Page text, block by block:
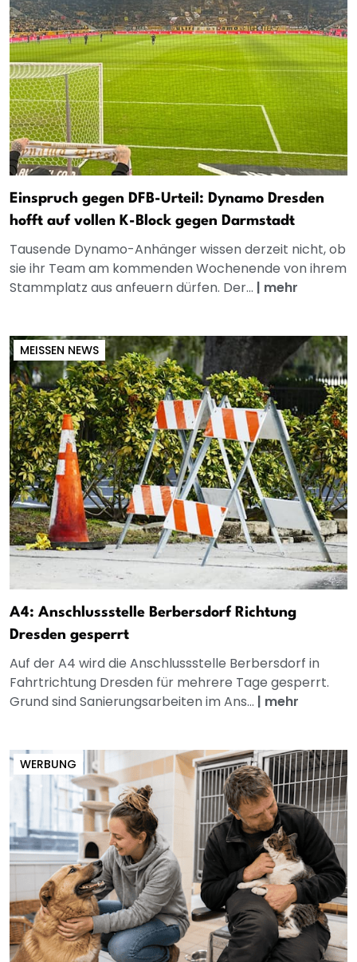
Einspruch gegen DFB-Urteil: Dynamo Dresden
hofft auf vollen K-Block gegen Darmstadt
Tausende Dynamo-Anhänger wissen derzeit nicht, ob
sie ihr Team am kommenden Wochenende von ihrem
Stammplatz aus anfeuern dürfen. Der... | mehr
MEISSEN NEWS
A4: Anschlussstelle Berbersdorf Richtung
Dresden gesperrt
Auf der A4 wird die Anschlussstelle Berbersdorf in
Fahrtrichtung Dresden für mehrere Tage gesperrt.
Grund sind Sanierungsarbeiten im Ans... | mehr
WERBUNG